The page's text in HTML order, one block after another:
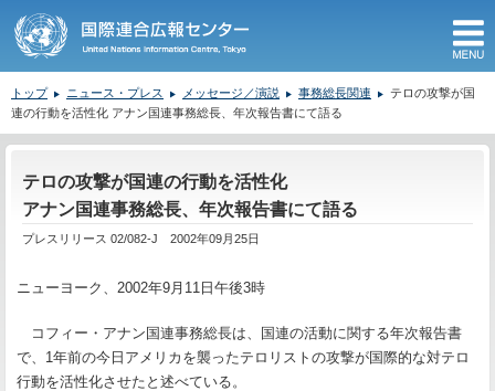
トップ ニュース・プレス メッセージ／演説 事務総長関連
テロの攻撃が国
連の行動を活性化 アナン国連事務総長、年次報告書にて語る
テロの攻撃が国連の行動を活性化
アナン国連事務総長、年次報告書にて語る
プレスリリース 02/082-J 2002年09月25日
ニューヨーク、 2002年9月 11 日午後3時
コフィー・アナン国連事務総長は、国連の活動に関する年次報告書
で、 1年前の今日アメリカを襲ったテロリストの攻撃が国際的な対テロ
行動を活性化させたと述べている。